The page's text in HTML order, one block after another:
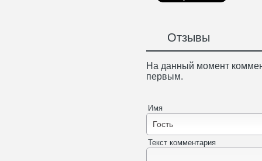
Отзывы
На данный момент
первым.
Имя
Текст комментария